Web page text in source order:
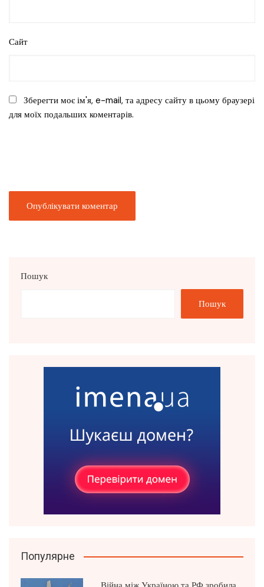
Сайт
Зберегти моє ім'я, e-mail, та адресу сайту в цьому браузері
для моїх подальших коментарів.
Пошук
Пошук
Популярне